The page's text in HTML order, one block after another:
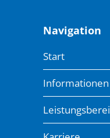
Navigation
Start
Informationen